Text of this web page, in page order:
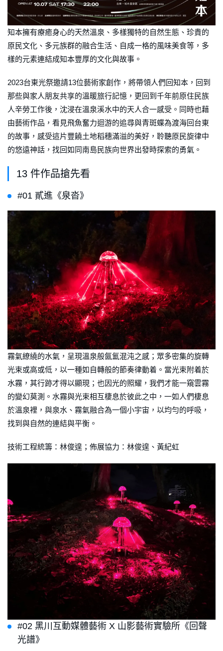
知本擁有療癒身心的天然溫泉、多樣獨特的自然生態、珍貴的
原民文化、多元族群的融合生活、自成一格的風味美食等，多
樣的元素連結成知本豐厚的文化與故事。
2023台東光祭邀請13位藝術家創作，將帶領人們回知本，回到
那些與家人朋友共享的溫暖旅行記憶，更回到千年前原住民族
人辛勞工作後，沈浸在溫泉溪水中的天人合一感受。同時也藉
由藝術作品，看見飛魚奮力迴游的追尋與青斑蝶為渡海回台東
的故事，感受這片豐饒土地稻穗滿溢的美好，聆聽原民旋律中
的悠遠神話，找回如同南島民族向世界出發時探索的勇氣。
13 件作品搶先看
#01 貳進《泉沓》
霧氣繚繞的水氣，呈現溫泉般氤氳混沌之感；眾多密集的旋轉
光束或高或低，以一種如自轉般的節奏律動着。當光束附着於
水霧，其行跡才得以顯現；也因光的照耀，我們才能一窺雲霧
的變幻莫測。水霧與光束相互棲息於彼此之中，一如人們棲息
於溫泉裡，與泉水、霧氣融合為一個小宇宙，以均勻的呼吸，
找到與自然的連結與平衡。
技術工程統籌：林俊遑；佈展協力：林俊遑、黃紀虹
#02 黑川互動媒體藝術 X 山影藝術實驗所《回聲
光譜》